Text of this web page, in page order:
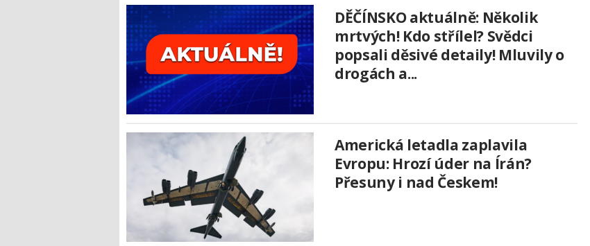
DĚČÍNSKO aktuálně: Několik
mrtvých! Kdo střílel? Svědci
popsali děsivé detaily! Mluvily o
drogách a...
Americká letadla zaplavila
Evropu: Hrozí úder na Írán?
Přesuny i nad Českem!